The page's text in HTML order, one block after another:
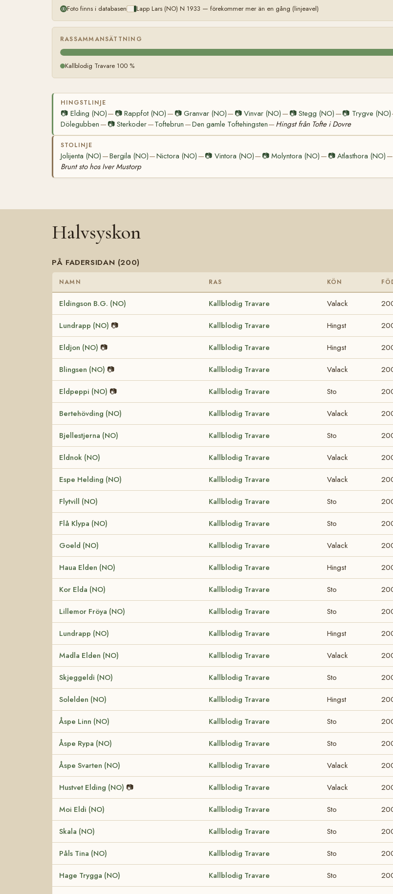
Foto finns i databasen Lapp Lars (NO) N 1933 — förekommer mer än en gång (linjeavel)
RASSAMMANSÄTTNING
Kallblodig Travare 100 %
HINGSTLINJE
📷 Elding (NO)— 📷Rappfot (NO) — 📷 Granvar (NO)— 📷 Vinvar (NO) — 📷Stegg (NO) —📷 Trygve (NO)
Dölegubben — 📷Sterkoder—Toftebrun —Den gamle Toftehingsten— Hingst från Tofte i Dovre
STOLINJE
Jolijenta (NO) —Bergila (NO)—Nictora (NO) —📷 Vintora (NO)— 📷Molyntora (NO) — 📷Atlasthora (NO) —
Brunt sto hos Iver Mustorp
Halvsyskon
PÅ FADERSIDAN (200)
NAMN RAS KÖN
Eldingson B.G. (NO) Kallblodig Travare Valack
Lundrapp (NO) 📷 Kallblodig Travare Hingst
Eldjon (NO) 📷 Kallblodig Travare Hingst
Blingsen (NO) 📷 Kallblodig Travare Valack
Eldpeppi (NO) 📷 Kallblodig Travare Sto
Bertehövding (NO) Kallblodig Travare Valack
Bjellestjerna (NO) Kallblodig Travare Sto
Eldnok (NO) Kallblodig Travare Valack
Espe Helding (NO) Kallblodig Travare Valack
Flytvill (NO) Kallblodig Travare Sto
Flå Klypa (NO) Kallblodig Travare Sto
Goeld (NO) Kallblodig Travare Valack
Haua Elden (NO) Kallblodig Travare Hingst
Kor Elda (NO) Kallblodig Travare Sto
Lillemor Fröya (NO) Kallblodig Travare Sto
Lundrapp (NO) Kallblodig Travare Hingst
Madla Elden (NO) Kallblodig Travare Valack
Skjeggeldi (NO) Kallblodig Travare Sto
Solelden (NO) Kallblodig Travare Hingst
Åspe Linn (NO) Kallblodig Travare Sto
Åspe Rypa (NO) Kallblodig Travare Sto
Åspe Svarten (NO) Kallblodig Travare Valack
Hustvet Elding (NO) 📷 Kallblodig Travare Valack
Moi Eldi (NO) Kallblodig Travare Sto
Skala (NO) Kallblodig Travare Sto
Påls Tina (NO) Kallblodig Travare Sto
Hage Trygga (NO) Kallblodig Travare Sto